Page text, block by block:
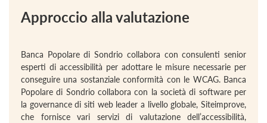
Approccio alla valutazione
Banca Popolare di Sondrio collabora con consulenti senior
esperti di accessibilità per adottare le misure necessarie per
conseguire una sostanziale conformità con le WCAG. Banca
Popolare di Sondrio collabora con la società di software per
la governance di siti web leader a livello globale, Siteimprove,
che fornisce vari servizi di valutazione dell’accessibilità,